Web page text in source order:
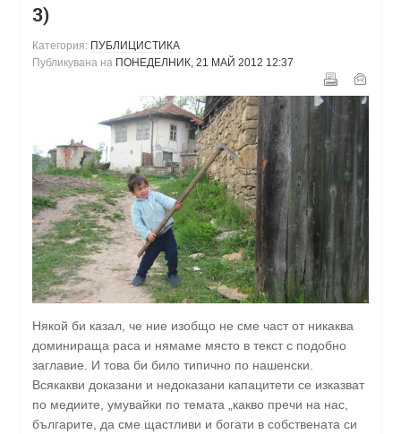
3)
Категория: ПУБЛИЦИСТИКА
Публикувана на ПОНЕДЕЛНИК, 21 МАЙ 2012 12:37
Някой би казал, че ние изобщо не сме част от никаква
доминираща раса и нямаме място в текст с подобно
заглавие. И това би било типично по нашенски.
Всякакви доказани и недоказани капацитети се изказват
по медиите, умувайки по темата „какво пречи на нас,
българите, да сме щастливи и богати в собствената си